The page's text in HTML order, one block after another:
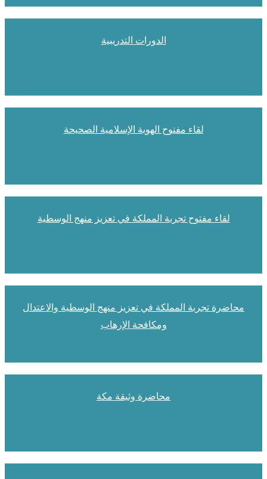
الدورات التدريبية
لقاء مفتوح الهوية الإسلامية الصحيحة
لقاء مفتوح تجربة المملكة في تعزيز منهج الوسطية
محاضرة تجربة المملكة في تعزيز منهج الوسطية والاعتدال
ومكافحة الإرهاب
محاضرة وثيقة مكة